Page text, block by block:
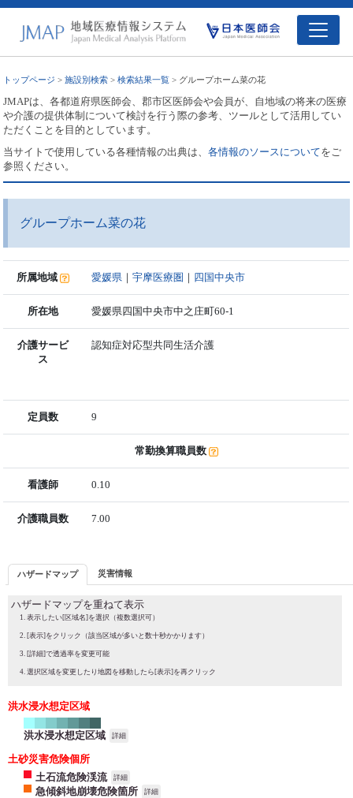
トップページ >施設別検索 >検索結果一覧 > グループホーム菜の花
JMAPは、各都道府県医師会、郡市区医師会や会員が、自地域の将来の医療
や介護の提供体制について検討を行う際の参考、ツールとして活用してい
ただくことを目的としています。
当サイトで使用している各種情報の出典は、各情報のソースについてをご
参照ください。
グループホーム菜の花
所属地域 愛媛県 ｜宇摩医療圏 ｜ 四国中央市
所在地 愛媛県四国中央市中之庄町60-1
介護サービ
ス
認知症対応型共同生活介護
定員数 9
常勤換算職員数
看護師 0.10
介護職員数 7.00
ハザードマップ 災害情報
ハザードマップを重ねて表示
表示したい[区域名]を選択（複数選択可）
[表示]をクリック（該当区域が多いと数十秒かかります）
[詳細]で透過率を変更可能
選択区域を変更したり地図を移動したら[表示]を再クリック
洪水浸水想定区域
洪水浸水想定区域 詳細
土砂災害危険個所
土石流危険渓流
詳細
急傾斜地崩壊危険箇所 詳細